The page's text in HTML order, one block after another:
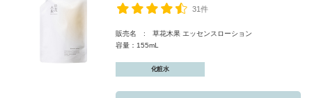
31件
販売名 : 草花木果 エッセンスローション
容量：155mL
化粧水